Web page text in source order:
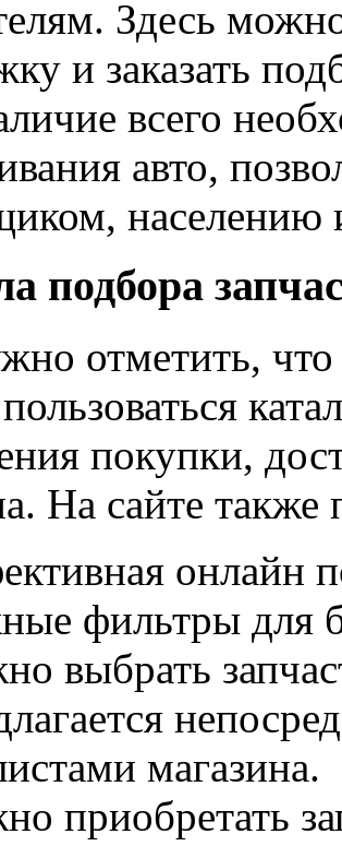
Здесь
и заказать
всего
авто,
населению
подбора
отметить, что
покупки,
На сайте также
онлайн
фильтры для
выбрать
магазина.
приобретать